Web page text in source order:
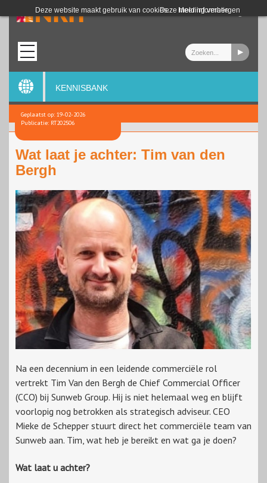
Deze website maakt gebruik van cookies. Meer informatie
Deze melding verbergen
Login
KENNISBANK
Geplaatst op: 19-02-2026
Publicatie: RT202506
Wat laat je achter: Tim van den
Bergh
Na een decennium in een leidende commerciële rol
vertrekt Tim Van den Bergh de Chief Commercial Officer
(CCO) bij Sunweb Group. Hij is niet helemaal weg en blijft
voorlopig nog betrokken als strategisch adviseur. CEO
Mieke de Schepper stuurt direct het commerciële team van
Sunweb aan. Tim, wat heb je bereikt en wat ga je doen?
Wat laat u achter?